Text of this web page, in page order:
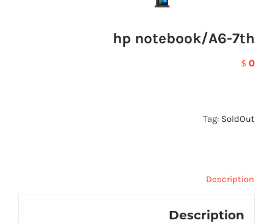
hp notebook/A6-7th
$ 0
Tag: SoldOut
Description
Description